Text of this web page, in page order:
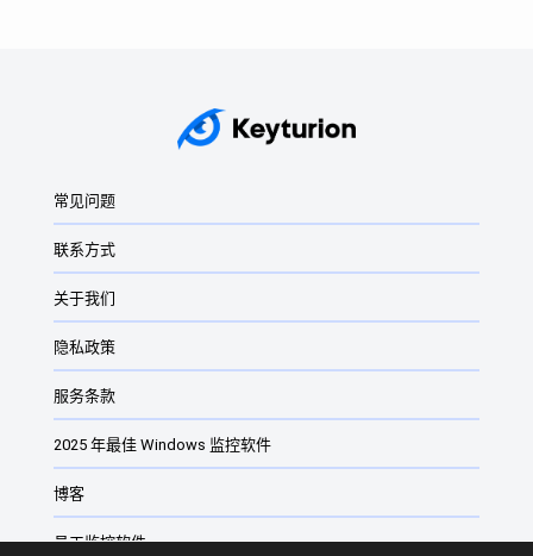
常见问题
联系方式
关于我们
隐私政策
服务条款
2025 年最佳 Windows 监控软件
博客
员工监控软件